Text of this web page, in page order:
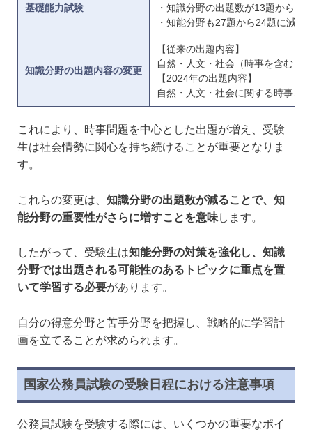
基礎能力試験
・知識分野の出題数が13題から6
・知能分野も27題から24題に減少
知識分野の出題内容の変更
【従来の出題内容】
自然・人文・社会（時事を含む）
【2024年の出題内容】
自然・人文・社会に関する時事、
これにより、時事問題を中心とした出題が増え、受験
生は社会情勢に関心を持ち続けることが重要となりま
す。
これらの変更は、 知識分野の出題数が減ることで、知
能分野の重要性がさらに増すことを意味します。
したがって、受験生は知能分野の対策を強化し、知識
分野では出題される可能性のあるトピックに重点を置
いて学習する必要があります。
自分の得意分野と苦手分野を把握し、戦略的に学習計
画を立てることが求められます。
国家公務員試験の受験日程における注意事項
公務員試験を受験する際には、いくつかの重要なポイ